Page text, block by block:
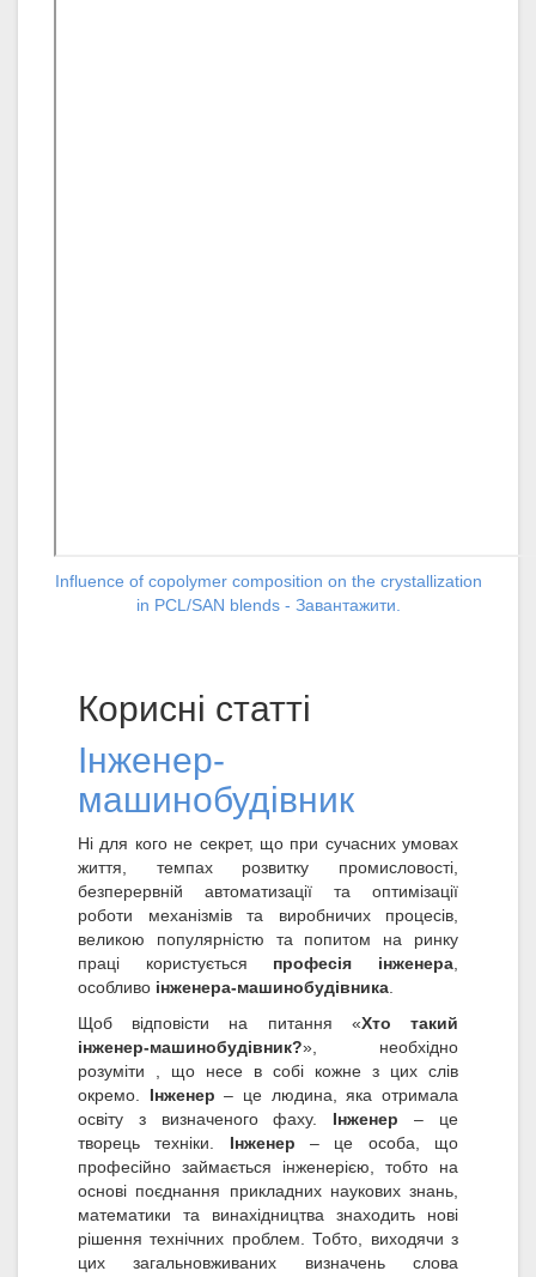
Influence of copolymer composition on the crystallization
in PCL/SAN blends - Завантажити.
Корисні статті
Інженер-
машинобудівник
Ні для кого не секрет, що при сучасних умовах
життя, темпах розвитку промисловості,
безперервній автоматизації та оптимізації
роботи механізмів та виробничих процесів,
великою популярністю та попитом на ринку
праці користується професія інженера
особливо інженера-машинобудівника
Щоб відповісти на питання «Хто такий
інженер-машинобудівник?», необхідно
розуміти , що несе в собі кожне з цих слів
окремо. Інженер – це людина, яка отримала
освіту з визначеного фаху. Інженер – це
творець техніки. Інженер – це особа, що
професійно займається інженерією, тобто на
основі поєднання прикладних наукових знань,
математики та винахідництва знаходить нові
рішення технічних проблем. Тобто, виходячи з
цих загальновживаних визначень слова